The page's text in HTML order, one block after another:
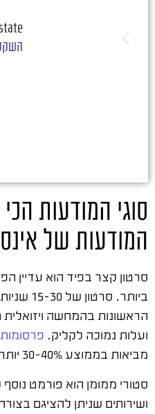
סוגי המודעות
המודעות של
סרטון קצר בפיד הוא עדיין
ביותר.
הראשונות בהמחשה
ועלות נמוכה לקליק.
מביאות בממוצע 30-40% יותר מעורבות ממודעות סטטיות.
סטורי ממומן הוא פורמט
ושירותים שניתן להציגם